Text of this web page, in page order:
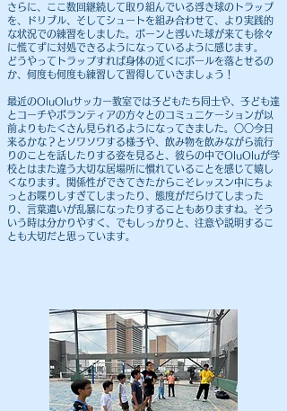
さらに、ここ数回継続して取り組んでいる浮き球のトラップ
を、ドリブル、そしてシュートを組み合わせて、より実践的
な状況での練習をしました。ポーンと浮いた球が来ても徐々
に慌てずに対処できるようになっているように感じます。
どうやってトラップすれば身体の近くにボールを落とせるの
か、何度も何度も練習して習得していきましょう！
最近のOluOluサッカー教室では子どもたち同士や、子ども達
とコーチやボランティアの方々とのコミュニケーションが以
前よりもたくさん見られるようになってきました。○○今日
来るかな？とソワソワする様子や、飲み物を飲みながら流行
りのことを話したりする姿を見ると、彼らの中でOluOluが学
校とはまた違う大切な居場所に慣れていることを感じて嬉し
くなります。関係性ができてきたからこそレッスン中にちょ
っとお喋りしすぎてしまったり、態度がだらけてしまった
り、言葉遣いが乱暴になったりすることもありますね。そう
いう時は分かりやすく、でもしっかりと、注意や説明するこ
とも大切だと思っています。